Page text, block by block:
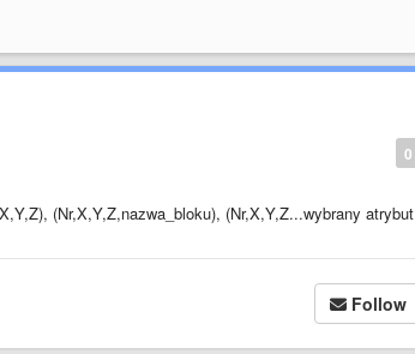
0
(Nr,X,Y,Z,nazwa_bloku), (Nr,X,Y,Z...wybrany atrybut
Follow